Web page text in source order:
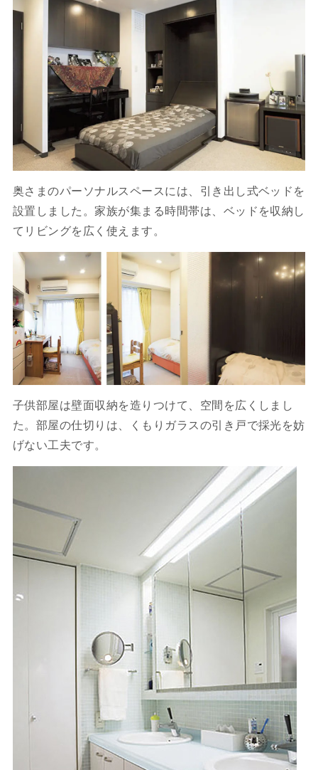
奥さまのパーソナルスペースには、引き出し式ベッドを
設置しました。家族が集まる時間帯は、ベッドを収納し
てリビングを広く使えます。
子供部屋は壁面収納を造りつけて、空間を広くしまし
た。部屋の仕切りは、くもりガラスの引き戸で採光を妨
げない工夫です。